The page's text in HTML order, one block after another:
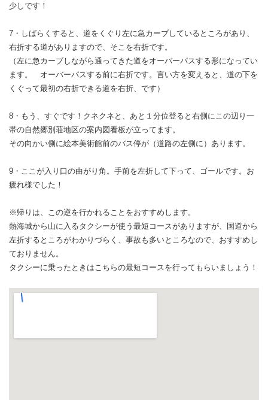
少しです！
7・しばらくすると、道をくぐり左に急カーブしているところがあり、
右折する道がありますので、そこを右折です。
（左に急カーブしながら通ってきた道をオーバーパスする形になってい
ます。 オーバーパスする前に右折です。言い方を変えると、道の下を
くぐって最初の右折できる道を右折、です）
8・もう、すぐです！クネクネと、あと１分位登ると右側にこの辺り一
帯の自然郷別荘地区の案内図看板が立ってます。
その向かい側に絵本美術館前のバス停が（道路の左側に）あります。
9・ここが入り口の曲がり角。手前を左折して下って、ゴールです。お
疲れ様でした！
※帰りは、この逆を行かれることをおすすめします。
熱海城から山に入るタクシーが使う最短コースがありますが、国道から
左折するところがわかりづらく、事故も多いところなので、おすすめし
ておりません。
タクシーに乗ったときはこちらの最短コースを行ってもらいましょう！